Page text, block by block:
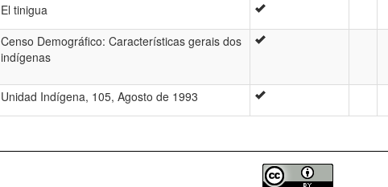
El tinigua
Censo Demográfico: Características gerais dos
indígenas
Unidad Indígena, 105, Agosto de 1993